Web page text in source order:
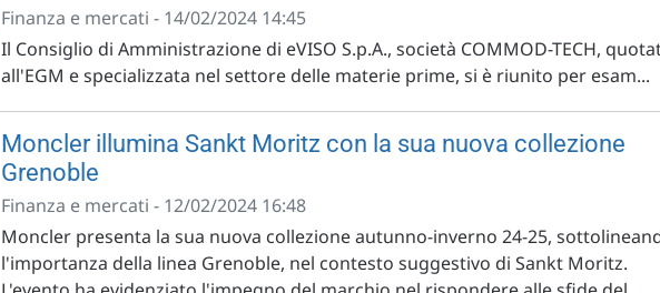
Finanza e mercati - 14/02/2024 14:45
Il Consiglio di Amministrazione di eVISO S.p.A., società COMMOD-TECH,
all'EGM e specializzata nel settore delle materie prime, si è riunito per esam...
Moncler illumina Sankt Moritz con la sua nuova collezione
Grenoble
Finanza e mercati - 12/02/2024 16:48
Moncler presenta la sua nuova collezione autunno-inverno 24-25,
l'importanza della linea Grenoble, nel contesto suggestivo di Sankt Moritz.